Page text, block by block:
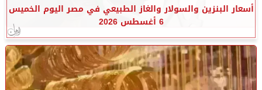
أسعار البنزين والسولار والغاز الطبيعي في مصر اليوم الخميس
6 أغسطس 2026